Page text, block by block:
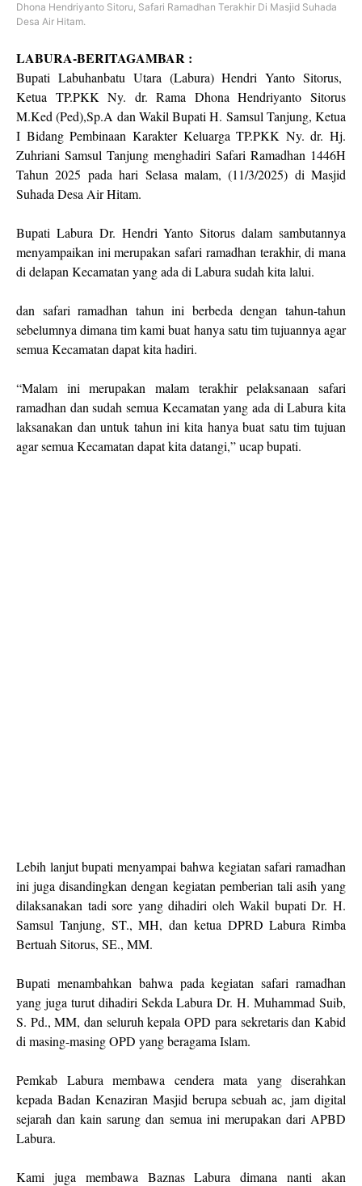
Dhona Hendriyanto Sitoru, Safari Ramadhan Terakhir Di Masjid Suhada
Desa Air Hitam.
LABURA-BERITAGAMBAR :
Bupati Labuhanbatu Utara (Labura) Hendri Yanto Sitorus,
Ketua TP.PKK Ny. dr. Rama Dhona Hendriyanto Sitorus
M.Ked (Ped),Sp.A dan Wakil Bupati H. Samsul Tanjung, Ketua
I Bidang Pembinaan Karakter Keluarga TP.PKK Ny. dr. Hj.
Zuhriani Samsul Tanjung menghadiri Safari Ramadhan 1446H
Tahun 2025 pada hari Selasa malam, (11/3/2025) di Masjid
Suhada Desa Air Hitam.
Bupati Labura Dr. Hendri Yanto Sitorus dalam sambutannya
menyampaikan ini merupakan safari ramadhan terakhir, di mana
di delapan Kecamatan yang ada di Labura sudah kita lalui.
dan safari ramadhan tahun ini berbeda dengan tahun-tahun
sebelumnya dimana tim kami buat hanya satu tim tujuannya agar
semua Kecamatan dapat kita hadiri.
“Malam ini merupakan malam terakhir pelaksanaan safari
ramadhan dan sudah semua Kecamatan yang ada di Labura kita
laksanakan dan untuk tahun ini kita hanya buat satu tim tujuan
agar semua Kecamatan dapat kita datangi,” ucap bupati.
Lebih lanjut bupati menyampai bahwa kegiatan safari ramadhan
ini juga disandingkan dengan kegiatan pemberian tali asih yang
dilaksanakan tadi sore yang dihadiri oleh Wakil bupati Dr. H.
Samsul Tanjung, ST., MH, dan ketua DPRD Labura Rimba
Bertuah Sitorus, SE., MM.
Bupati menambahkan bahwa pada kegiatan safari ramadhan
yang juga turut dihadiri Sekda Labura Dr. H. Muhammad Suib,
S. Pd., MM, dan seluruh kepala OPD para sekretaris dan Kabid
di masing-masing OPD yang beragama Islam.
Pemkab Labura membawa cendera mata yang diserahkan
kepada Badan Kenaziran Masjid berupa sebuah ac, jam digital
sejarah dan kain sarung dan semua ini merupakan dari APBD
Labura.
Kami juga membawa Baznas Labura dimana nanti akan